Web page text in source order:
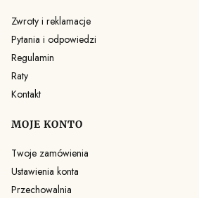
Zwroty i reklamacje
Pytania i odpowiedzi
Regulamin
Raty
Kontakt
MOJE KONTO
Twoje zamówienia
Ustawienia konta
Przechowalnia